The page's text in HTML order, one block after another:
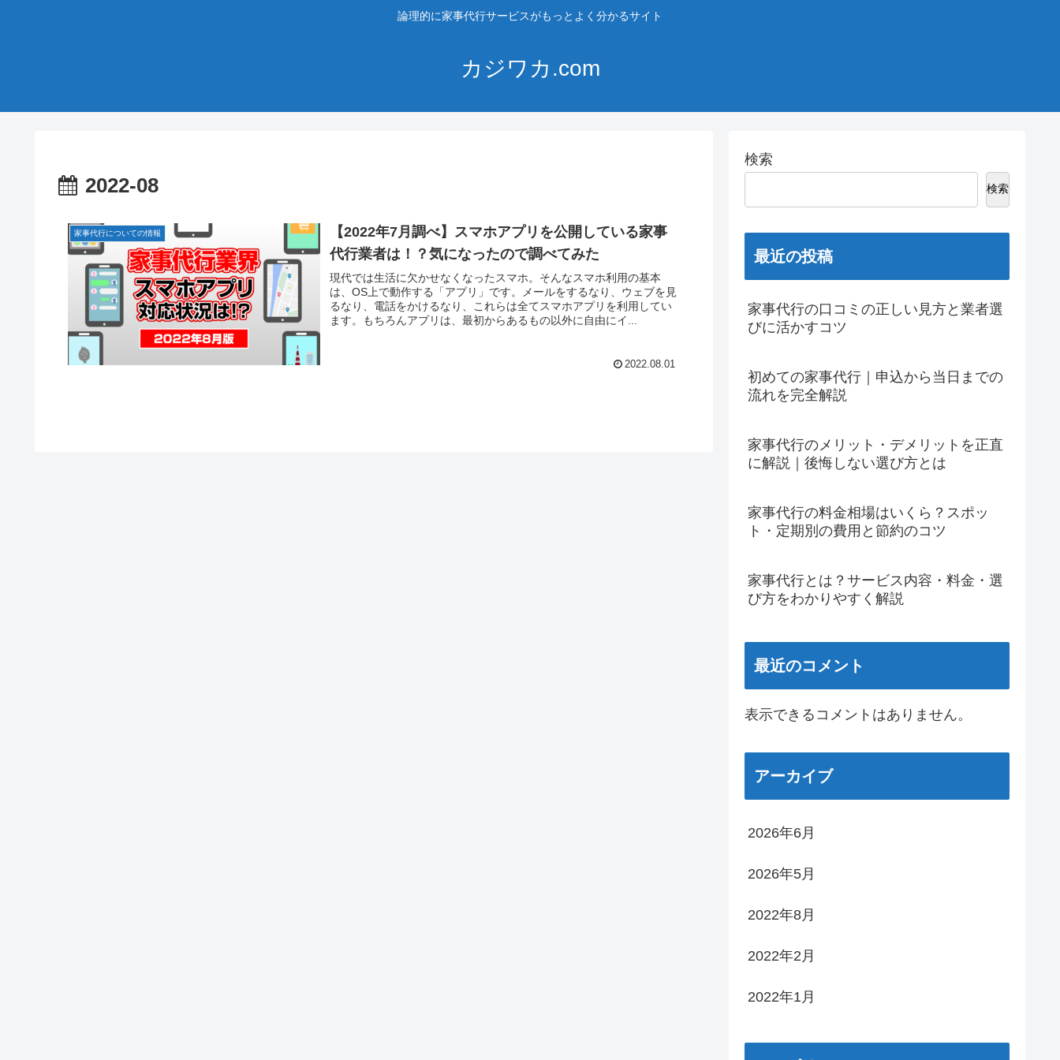
論理的に家事代行サービスがもっとよく分かるサイト
カジワカ.com
2022-08
家事代行についての情報
【2022年7月調べ】スマホアプリを公開している家事
代行業者は！？気になったので調べてみた
現代では生活に欠かせなくなったスマホ。そんなスマホ利用の基本
は、OS上で動作する「アプリ」です。メールをするなり、ウェブを見
るなり、電話をかけるなり、これらは全てスマホアプリを利用してい
ます。もちろんアプリは、最初からあるもの以外に自由にイ...
2022.08.01
検索
検索
最近の投稿
家事代行の口コミの正しい見方と業者選
びに活かすコツ
初めての家事代行｜申込から当日までの
流れを完全解説
家事代行のメリット・デメリットを正直
に解説｜後悔しない選び方とは
家事代行の料金相場はいくら？スポッ
ト・定期別の費用と節約のコツ
家事代行とは？サービス内容・料金・選
び方をわかりやすく解説
最近のコメント
表示できるコメントはありません。
アーカイブ
2026年6月
2026年5月
2022年8月
2022年2月
2022年1月